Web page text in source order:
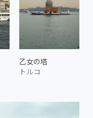
乙女の塔
トルコ